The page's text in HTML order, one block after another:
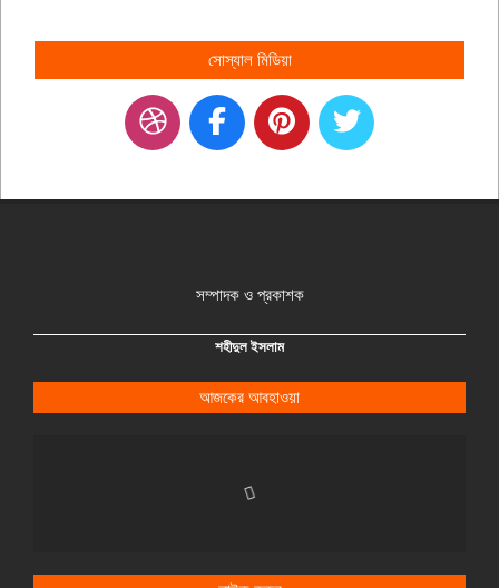
সোস্যাল মিডিয়া
সম্পাদক ও প্রকাশক
শহীদুল ইসলাম
আজকের আবহাওয়া